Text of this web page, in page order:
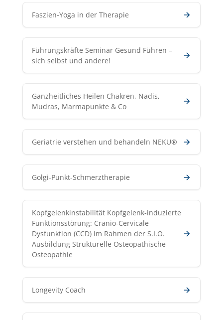
Faszien-Yoga in der Therapie
Führungskräfte Seminar Gesund Führen –
sich selbst und andere!
Ganzheitliches Heilen Chakren, Nadis,
Mudras, Marmapunkte & Co
Geriatrie verstehen und behandeln NEKU®
Golgi-Punkt-Schmerztherapie
Kopfgelenkinstabilität Kopfgelenk-induzierte
Funktionsstörung: Cranio-Cervicale
Dysfunktion (CCD) im Rahmen der S.I.O.
Ausbildung Strukturelle Osteopathische
Osteopathie
Longevity Coach